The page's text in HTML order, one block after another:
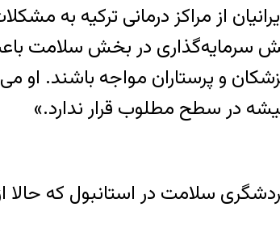
از مراکز درمانی ترکیه به
در بخش سلامت باعث
و پرستاران مواجه باشند. او
در سطح مطلوب قرار ندارد.»
سلامت در استانبول که